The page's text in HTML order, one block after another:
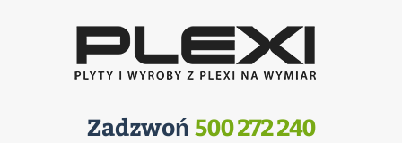
Zadzwoń 500 272 240